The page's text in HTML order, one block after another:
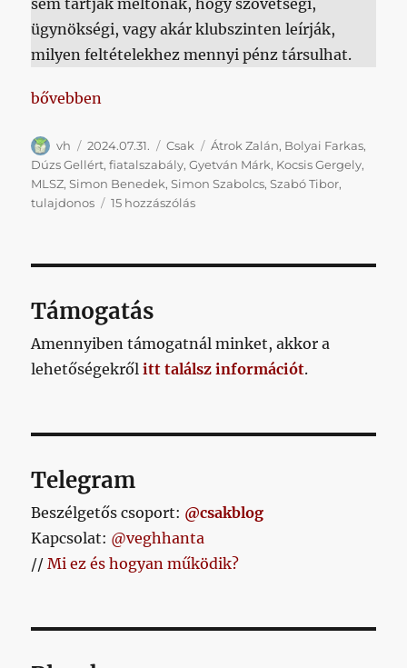
sem tartják méltónak, hogy szövetségi,
ügynökségi, vagy akár klubszinten leírják,
milyen feltételekhez mennyi pénz társulhat.
„Dúzs kiöregedése fényesen rávilágít a
bővebben
Szerző
vh Közzétéve
2024.07.31. Kategória
Csak Címke
Átrok Zalán, Bolyai Farkas,
Dúzs Gellért,fiatalszabály,Gyetván Márk, Kocsis Gergely,
MLSZ,Simon Benedek,Simon Szabolcs,Szabó Tibor,
tulajdonos
15 hozzászólásDúzs
életszerűtlen
sporttól
című
Támogatás
Amennyiben támogatnál minket, akkor a
lehetőségekrőlitt találsz információt.
Telegram
Beszélgetős csoport: @csakblog
Kapcsolat: @veghhanta
//Mi ez és hogyan működik?